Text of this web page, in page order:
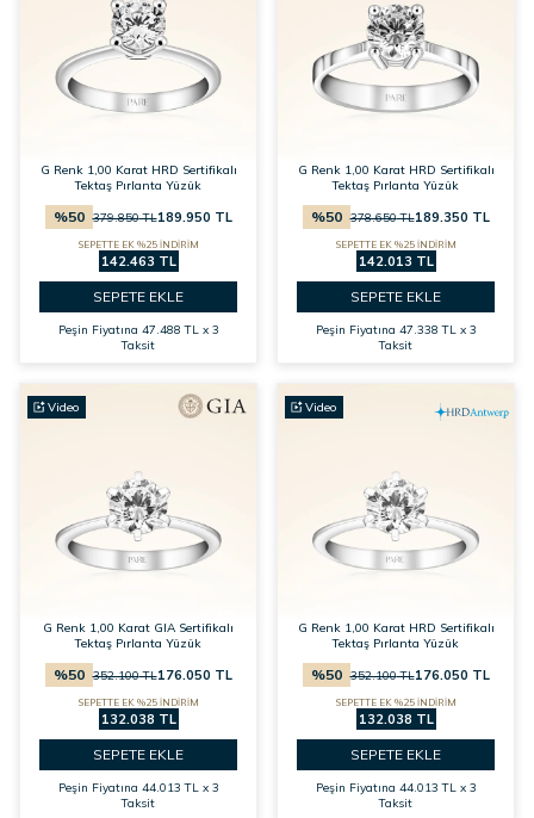
G Renk 1,00 Karat HRD Sertifikalı
Tektaş Pırlanta Yüzük
%50 379.850TL189.950 TL
SEPETTE EK %25 İNDİRİM
142.463 TL
SEPETE EKLE
Peşin Fiyatına 47.488 TL x 3
Taksit
G Renk 1,00 Karat HRD Sertifikalı
Tektaş Pırlanta Yüzük
%50 378.650TL189.350 TL
SEPETTE EK %25 İNDİRİM
142.013 TL
SEPETE EKLE
Peşin Fiyatına 47.338 TL x 3
Taksit
Video
G Renk 1,00 Karat GIA Sertifikalı
Tektaş Pırlanta Yüzük
%50 352.100TL176.050 TL
SEPETTE EK %25 İNDİRİM
132.038 TL
SEPETE EKLE
Peşin Fiyatına 44.013 TL x 3
Taksit
Video
G Renk 1,00 Karat HRD Sertifikalı
Tektaş Pırlanta Yüzük
%50 352.100TL176.050 TL
SEPETTE EK %25 İNDİRİM
132.038 TL
SEPETE EKLE
Peşin Fiyatına 44.013 TL x 3
Taksit